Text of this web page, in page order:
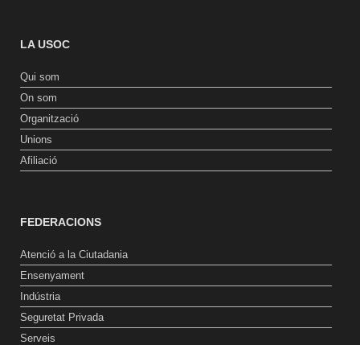
LA USOC
Qui som
On som
Organització
Unions
Afiliació
FEDERACIONS
Atenció a la Ciutadania
Ensenyament
Indústria
Seguretat Privada
Serveis